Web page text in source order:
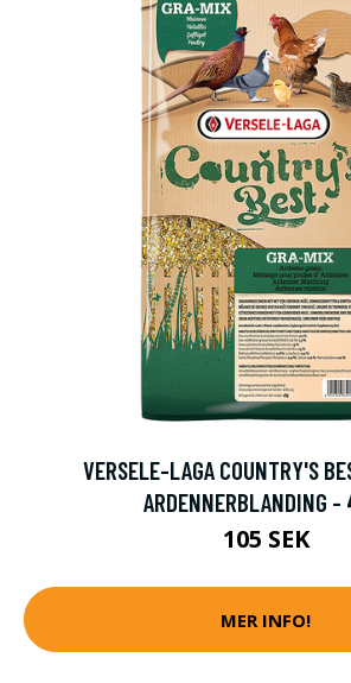
VERSELE-LAGA COUNTRY'S
ARDENNERBLANDING -
105 SEK
MER INFO!